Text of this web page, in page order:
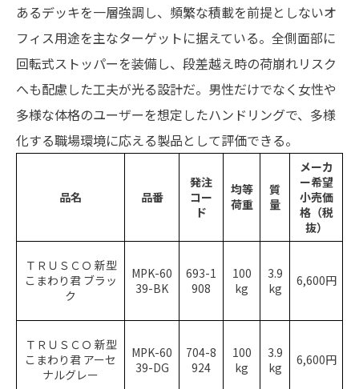
あるデッキを一層強調し、頻繁な積載を前提としないオ
フィス用途を主なターゲットに据えている。全側面部に
回転式ストッパーを装備し、段差越え時の荷崩れリスク
へも配慮した工夫が光る設計だ。男性だけでなく女性や
多様な体格のユーザーを想定したハンドリングで、多様
化する職場環境に応える製品として評価できる。
品名 品番
発注
コー
ド
均等
荷重
質
量
メーカ
ー希望
小売価
格（税
抜）
ＴＲＵＳＣＯ 新型
こまわり君 ブラッ
ク
MPK-60
39-BK
693-1
908
100
kg
3.9
kg
6,600円
ＴＲＵＳＣＯ 新型
こまわり君 アーセ
ナルグレー
MPK-60
39-DG
704-8
924
100
kg
3.9
kg
6,600円